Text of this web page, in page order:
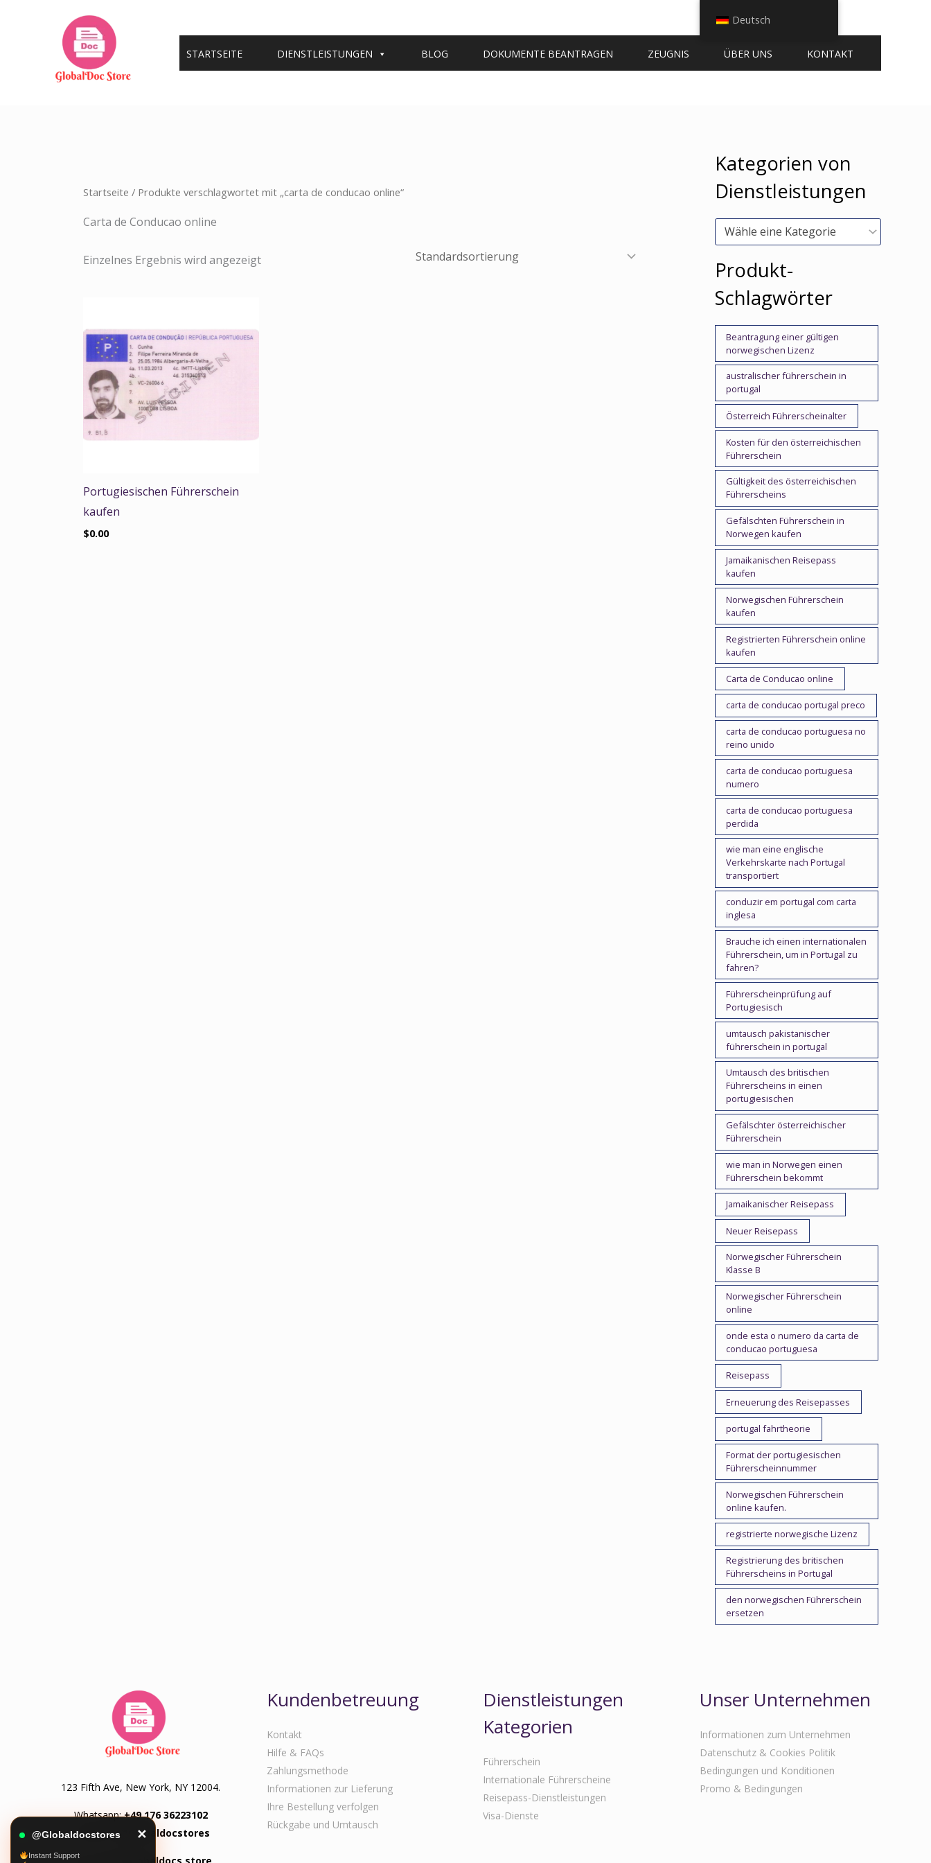
STARTSEITE DIENSTLEISTUNGEN BLOG DOKUMENTE BEANTRAGEN ZEUGNIS ÜBER UNS KONTAKT
Startseite / Produkte verschlagwortet mit „carta de conducao online“
Carta de Conducao online
Einzelnes Ergebnis wird angezeigt
Portugiesischen Führerschein
kaufen
$0.00
Kategorien von
Dienstleistungen
Wähle eine Kategorie
Produkt-
Schlagwörter
Beantragung einer gültigen
norwegischen Lizenz
australischer führerschein in
portugal
Österreich Führerscheinalter
Kosten für den österreichischen
Führerschein
Gültigkeit des österreichischen
Führerscheins
Gefälschten Führerschein in
Norwegen kaufen
Jamaikanischen Reisepass
kaufen
Norwegischen Führerschein
kaufen
Registrierten Führerschein online
kaufen
Carta de Conducao online
carta de conducao portugal preco
carta de conducao portuguesa no
reino unido
carta de conducao portuguesa
numero
carta de conducao portuguesa
perdida
wie man eine englische
Verkehrskarte nach Portugal
transportiert
conduzir em portugal com carta
inglesa
Brauche ich einen internationalen
Führerschein, um in Portugal zu
fahren?
Führerscheinprüfung auf
Portugiesisch
umtausch pakistanischer
führerschein in portugal
Umtausch des britischen
Führerscheins in einen
portugiesischen
Gefälschter österreichischer
Führerschein
wie man in Norwegen einen
Führerschein bekommt
Jamaikanischer Reisepass
Neuer Reisepass
Norwegischer Führerschein
Klasse B
Norwegischer Führerschein
online
onde esta o numero da carta de
conducao portuguesa
Reisepass
Erneuerung des Reisepasses
portugal fahrtheorie
Format der portugiesischen
Führerscheinnummer
Norwegischen Führerschein
online kaufen.
registrierte norwegische Lizenz
Registrierung des britischen
Führerscheins in Portugal
den norwegischen Führerschein
ersetzen
123 Fifth Ave, New York, NY 12004.
Whatsapp:+49 176 36223102
Telegram:@Globaldocstores
Kundenbetreuung
Kontakt
Hilfe & FAQs
Zahlungsmethode
Informationen zur Lieferung
Ihre Bestellung verfolgen
Rückgabe und Umtausch
Dienstleistungen
Kategorien
Führerschein
Internationale Führerscheine
Reisepass-Dienstleistungen
Visa-Dienste
Unser Unternehmen
Informationen zum Unternehmen
Datenschutz & Cookies Politik
Bedingungen und Konditionen
Promo & Bedingungen
Deutsch
@Globaldocstores ✕
Instant Support